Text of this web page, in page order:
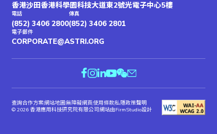
香港沙田香港科學園科技大道東2號光電子中心5樓
電話
(852) 3406 2800
傳真
(852) 3406 2801
電子郵件
CORPORATE@ASTRI.ORG
查詢合作方案網站地圖 無障礙網頁使用條款私隱政策聲明
© 2026 香港應用科技研究院有限公司網站由FirmStudio設計